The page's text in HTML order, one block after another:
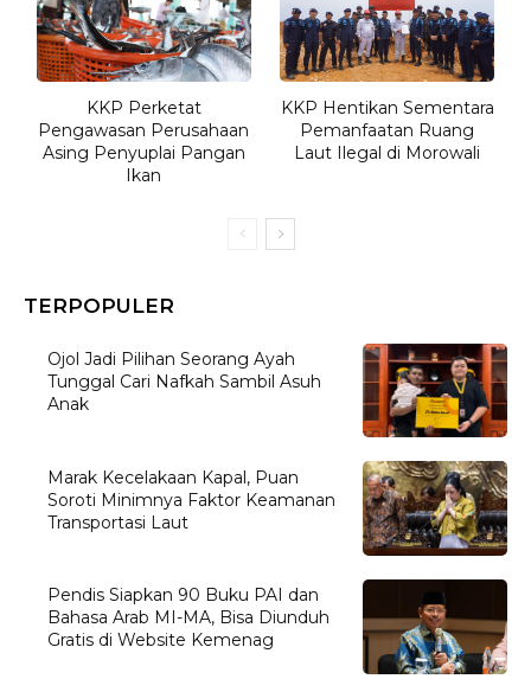
KKP Perketat
Pengawasan Perusahaan
Asing Penyuplai Pangan
Ikan
KKP Hentikan Sementara
Pemanfaatan Ruang
Laut Ilegal di Morowali
TERPOPULER
Ojol Jadi Pilihan Seorang Ayah
Tunggal Cari Nafkah Sambil Asuh
Anak
Marak Kecelakaan Kapal, Puan
Soroti Minimnya Faktor Keamanan
Transportasi Laut
Pendis Siapkan 90 Buku PAI dan
Bahasa Arab MI-MA, Bisa Diunduh
Gratis di Website Kemenag